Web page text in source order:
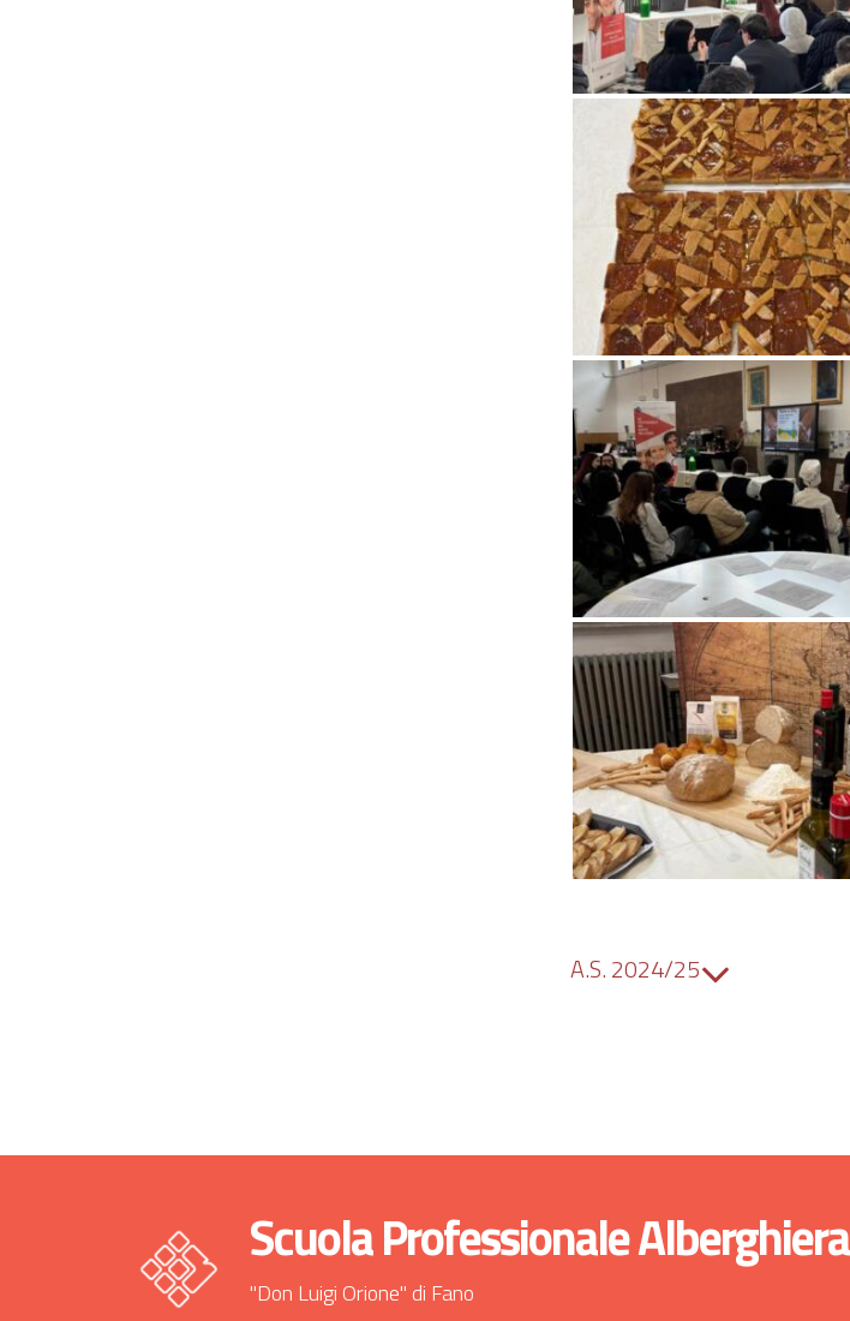
A.S. 2024/25
Scuola Professionale Alberghiera
"Don Luigi Orione" di Fano